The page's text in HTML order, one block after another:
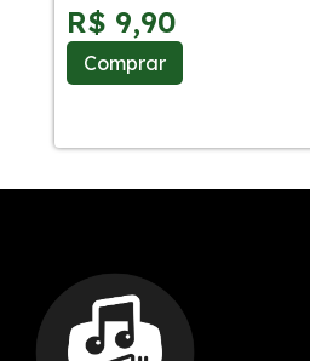
R$ 9,90
Comprar